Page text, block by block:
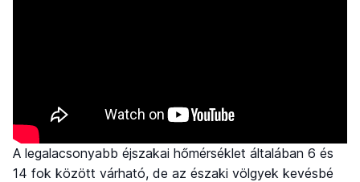
A legalacsonyabb éjszakai hőmérséklet általában 6 és
14 fok között várható, de az északi völgyek kevésbé